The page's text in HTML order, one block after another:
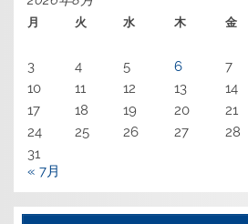
月 火 水 木 金
3
4 5 6 7
10
11 12 13 14
17
18 19 20 21
24
25 26 27 28
31
« 7月